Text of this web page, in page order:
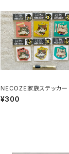
NECOZE家族ステッカー
¥300